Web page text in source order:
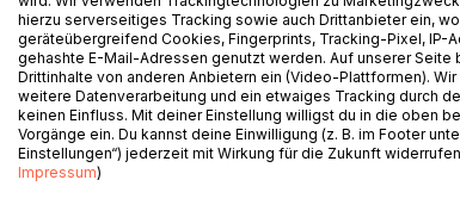
dat dat een heel persoonlijk standpunt
tegenstelling tot wat ik al heb mogen
kunnen komen die me al meer dan 3
hogere macht of was het dat ik dichter
niet aan twijfelen. Misschien is het hele
Maar dat betekent niet dat ik
decennia van ons leven zijn er zeker
geboorte van mijn zoon. Oordeel zelf
hierzu serverseitiges Tracking sowie auch Drittanbieter ein,
geräteübergreifend Cookies, Fingerprints, Tracking-Pixel, IP-
gehashte E-Mail-Adressen genutzt werden. Auf unserer Seite
Drittinhalte von anderen Anbietern ein (Video-Plattformen).
weitere Datenverarbeitung und ein etwaiges Tracking durch
keinen Einfluss. Mit deiner Einstellung willigst du in die oben
Vorgänge ein. Du kannst deine Einwilligung (z. B. im Footer
Einstellungen“) jederzeit mit Wirkung für die Zukunft
Impressum)